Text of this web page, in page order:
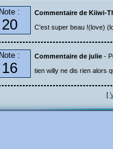
Note :
20
Commentaire de Kiiwi-
C'est super beau !(love)
Note :
16
Commentaire de julie -
tien willy ne dis rien alors
[